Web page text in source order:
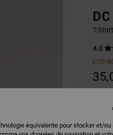
T-
4.0
ECO-
équivalente pour stocker et/ou